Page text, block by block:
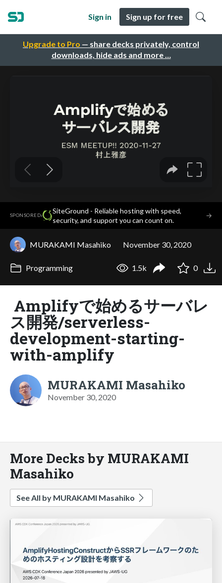
Upgrade to Pro — share decks privately, control
downloads, hide ads and more …
Sign in Sign up for free
SPONSORED·
SiteGround - Reliable hosting with speed,
security, and support you can count on.
→
MURAKAMI Masahiko November 30, 2020
Programming 1.5k 0
Amplifyで始めるサーバレ
ス開発/serverless-
development-starting-
with-amplify
MURAKAMI Masahiko
November 30, 2020
More Decks by MURAKAMI
Masahiko
See All by MURAKAMI Masahiko